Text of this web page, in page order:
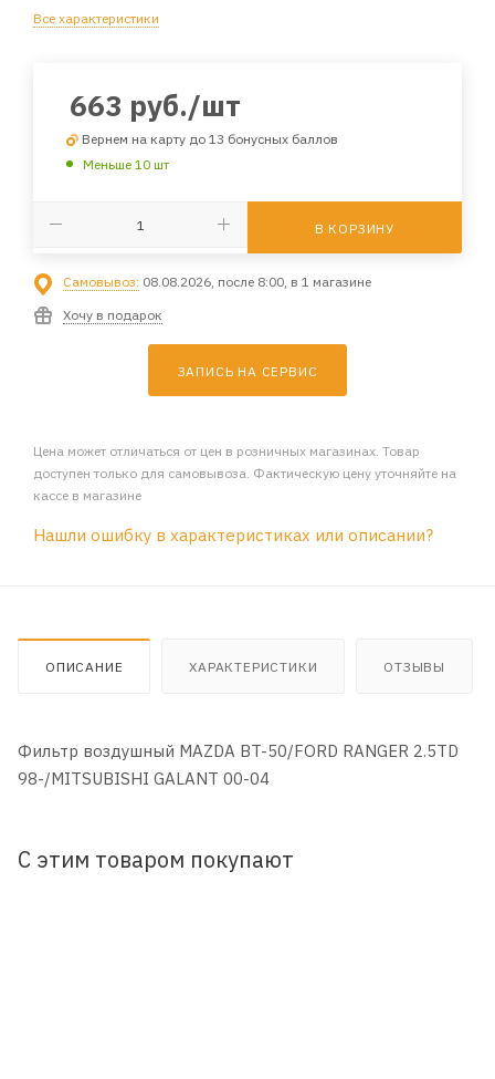
Все характеристики
663 руб./шт
Вернем на карту до 13 бонусных баллов
Меньше 10 шт
В КОРЗИНУ
Самовывоз: 08.08.2026, после 8:00, в 1 магазине
Хочу в подарок
ЗАПИСЬ НА СЕРВИС
Цена может отличаться от цен в розничных магазинах. Товар
доступен только для самовывоза. Фактическую цену уточняйте на
кассе в магазине
Нашли ошибку в характеристиках или описании?
ОПИСАНИЕ ХАРАКТЕРИСТИКИ ОТЗЫВЫ
Фильтр воздушный MAZDA BT-50/FORD RANGER 2.5TD
98-/MITSUBISHI GALANT 00-04
С этим товаром покупают